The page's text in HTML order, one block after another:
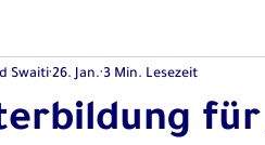
für
Swaiti 26. Jan. 3 Min. Lesezeit